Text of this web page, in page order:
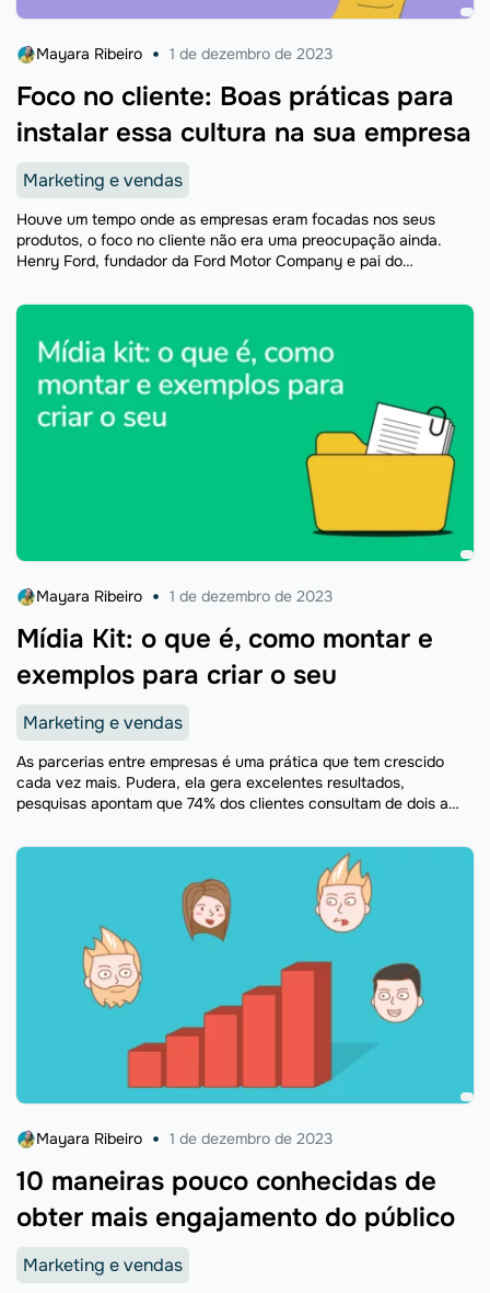
Foco no cliente: Boas práticas para
instalar essa cultura na sua empresa
Mayara Ribeiro 1 de dezembro de 2023
Marketing e vendas
Houve um tempo onde as empresas eram focadas nos seus
produtos, o foco no cliente não era uma preocupação ainda.
Henry Ford, fundador da Ford Motor Company e pai do
Mídia Kit: o que é, como montar e
exemplos para criar o seu
Mayara Ribeiro 1 de dezembro de 2023
Marketing e vendas
As parcerias entre empresas é uma prática que tem crescido
cada vez mais. Pudera, ela gera excelentes resultados,
pesquisas apontam que 74% dos clientes consultam de dois a
10 maneiras pouco conhecidas de
obter mais engajamento do público
Mayara Ribeiro 1 de dezembro de 2023
Marketing e vendas